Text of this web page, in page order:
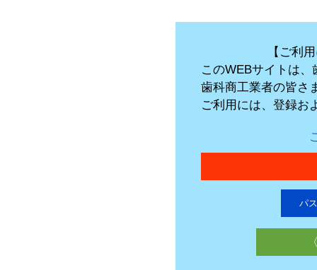
【ご利
このWEBサイトは
歯科商工業者の皆さ
ご利用には、登録お
パ